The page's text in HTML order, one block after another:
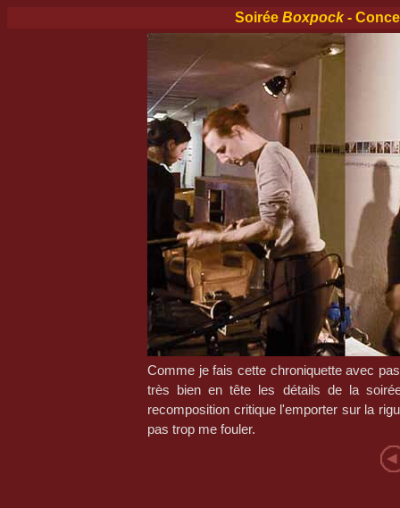
Soirée Boxpock-
Comme je fais cette chroniquette avec
très bien en tête les détails de la
recomposition critique l'emporter sur la
pas trop me fouler.